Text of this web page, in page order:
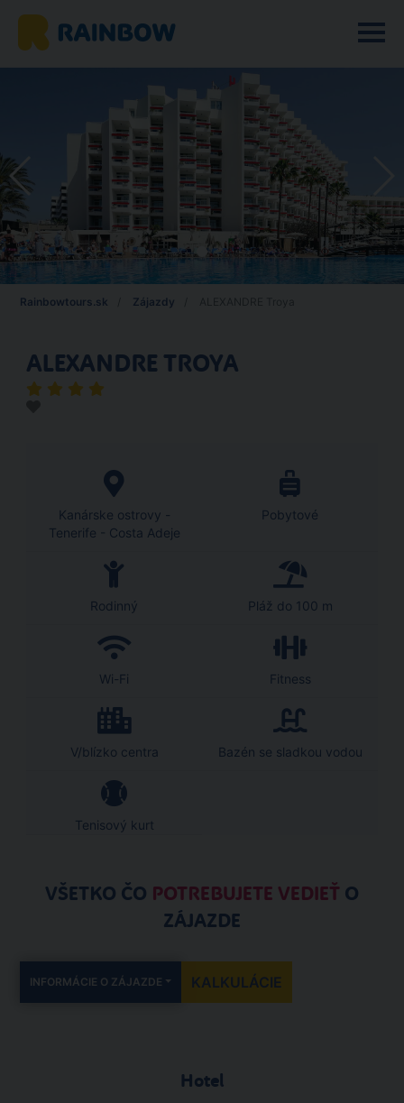
Rainbowtours.sk Zájazdy
ALEXANDRE TROYA
Kanárske ostrovy -
Tenerife - Costa Adeje
Pobytové
Rodinný Pláž do 100 m
Wi-Fi Fitness
V/blízko centra Bazén se sladkou vodou
Tenisový kurt
VŠETKO ČO POTREBUJETE VEDIEŤ O
ZÁJAZDE
INFORMÁCIE O ZÁJAZDE KALKULÁCIE
Hotel